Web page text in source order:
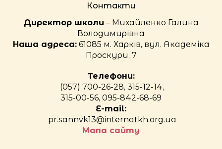
Контакти
Директор школи – Михайленко Галина
Володимирівна
Наша адреса:61085 м. Харків, вул. Академіка
Проскури, 7
Телефони:
(057) 700-26-28, 315-12-14,
315-00-56, 095-842-68-69
E-mail:
pr.sannvk13@internatkh.org.ua
Мапа сайту